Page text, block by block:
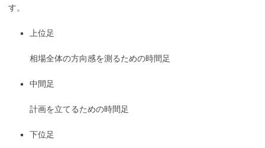
す。
上位足
相場全体の方向感を測るための時間足
中間足
計画を立てるための時間足
下位足